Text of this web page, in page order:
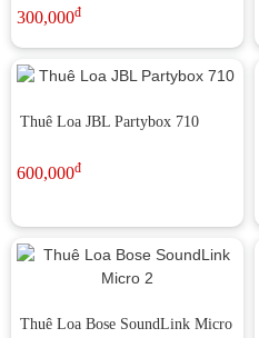
300,000đ
Thuê Loa JBL Partybox 710
600,000đ
Thuê Loa Bose SoundLink Micro